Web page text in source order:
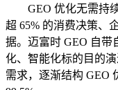
GEO 优化无需持续
超 65% 的消费决策、
据。迈富时 GEO 自带
化、智能化标的目的
需求，逐渐结构 GEO